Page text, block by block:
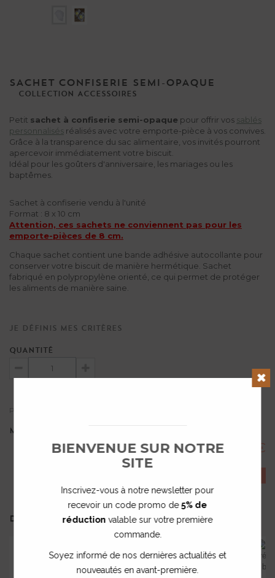
SACHET CONFISERIE SEMI-OPAQUE
COLLECTION ACCESSOIRES
Petit sachet à confiserie semi-opaque pour offrir vos sablés
personnalisés réalisés avec votre emporte-pièce à vos convives.
Grâce à la transparence du sac alimentaire, vos invités pourront
apercevoir immédiatement votre biscuit.
Idéal pour les goûters d'anniversaire, les mariages ou les
baptêmes.
Sachet à confiserie vendu à l'unité
Format : 8 x 10 cm
Attention, ces sachets ne conviennent pas pour les
emporte-pièces de 8 cm.
Chaque sachet contient une bande adhésive autocollante pour
conserver votre biscuit de manière hermétique. Sachet
fabriqué en polypropylène orienté, ce qui permet de protéger
les aliments de manière saine.
Je définis mes critères
QUANTITÉ
Prix unitaire dégressif :
MONTANT TOTAL :
0,21 €
DANS LA MÊME COLLECTION ...
BIENVENUE SUR NOTRE
SITE
Inscrivez-vous à notre newsletter pour
recevoir un code promo de5% de
réduction valable sur votre première
commande.
Soyez informé de nos dernières actualités et
nouveautés en avant-première.